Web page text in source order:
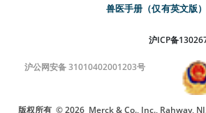
兽医手册（仅有英文版）
沪ICP备
沪公网安备 31010402001203号
版权所有 © 2026 Merck & Co., Inc., Rahway,